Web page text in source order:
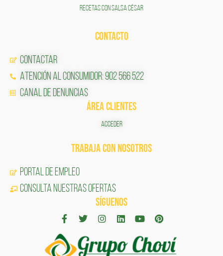
RECETAS CON SALSA CÉSAR
CONTACTO
Contactar
Atención al Consumidor: 902 566 522
Canal de Denuncias
ÁREA CLIENTES
ACCEDER
TRABAJA CON NOSOTROS
Portal de Empleo
CONSULTA NUESTRAS OFERTAS
SÍGUENOS